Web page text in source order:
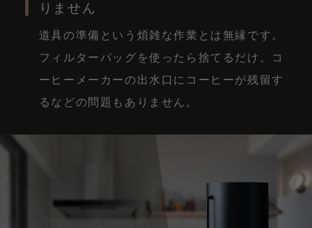
りません
道具の準備という煩雑な作業とは無縁です。
フィルターバッグを使ったら捨てるだけ。コ
ーヒーメーカーの出水口にコーヒーが残留す
るなどの問題もありません。